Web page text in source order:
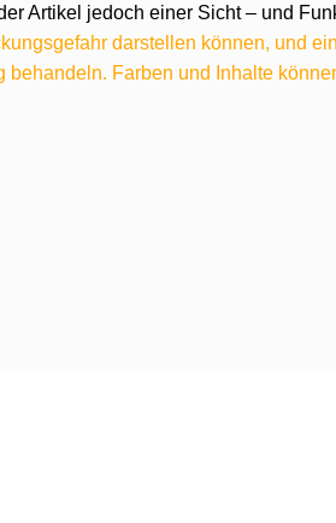
Artikel jedoch einer Sicht – und
darstellen können, und
Farben und Inhalte